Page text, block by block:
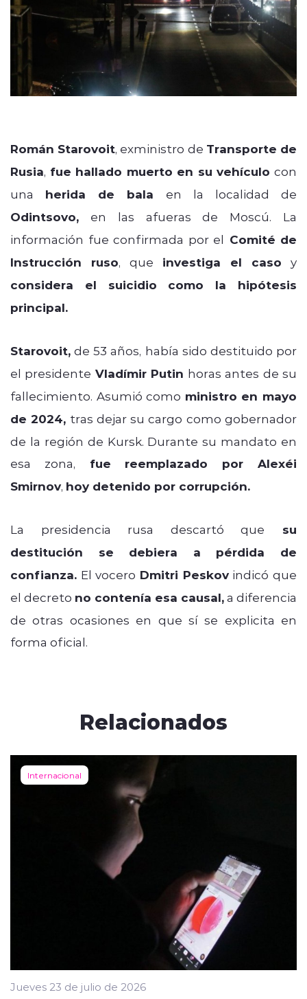
Román Starovoit, exministro de Transporte de
Rusia, fue hallado muerto en su vehículo con
una herida de bala en la localidad de
Odintsovo, en las afueras de Moscú. La
información fue confirmada por el Comité de
Instrucción ruso, que investiga el caso y
considera el suicidio como la hipótesis
principal.
Starovoit, de 53 años, había sido destituido por
el presidente Vladímir Putin horas antes de su
fallecimiento. Asumió como ministro en mayo
de 2024, tras dejar su cargo como gobernador
de la región de Kursk. Durante su mandato en
esa zona, fue reemplazado por Alexéi
Smirnov, hoy detenido por corrupción.
La presidencia rusa descartó que su
destitución se debiera a pérdida de
confianza. El vocero Dmitri Peskovindicó que
el decreto no contenía esa causal,a diferencia
de otras ocasiones en que sí se explicita en
forma oficial.
Relacionados
Internacional
Jueves 23 de julio de 2026